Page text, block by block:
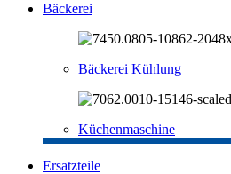
Bäckerei
Bäckerei Kühlung
Küchenmaschine
Ersatzteile